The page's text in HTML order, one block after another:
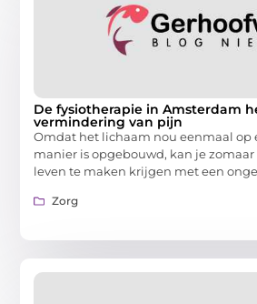
De fysiotherapie in Amsterdam
vermindering van pijn
Omdat het lichaam nou eenmaal op
manier is opgebouwd, kan je
leven te maken krijgen met een
Zorg